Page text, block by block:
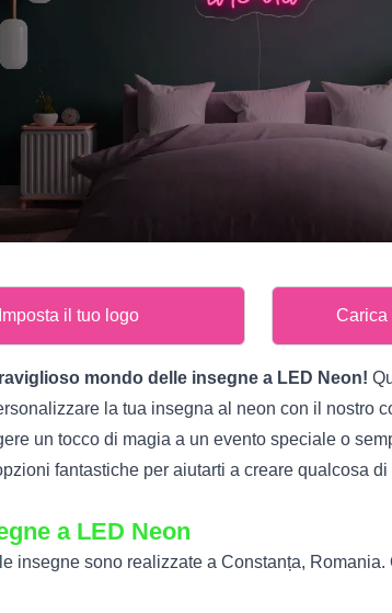
Imposta il tuo logo Carica
mondo delle insegne a LED Neon!
la tua insegna al neon con il nostro
un tocco di magia a un evento speciale o
fantastiche per aiutarti a creare qualcosa
a LED Neon
insegne sono realizzate a Constanța,